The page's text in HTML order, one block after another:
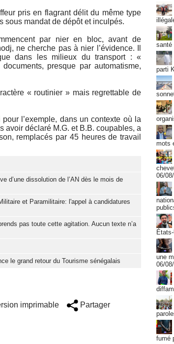
pris en flagrant délit du même type
sous mandat de dépôt et inculpés.
par nier en bloc, avant de
ne cherche pas à nier l’évidence. Il
dans les milieux du transport : «
presque par automatisme,
« routinier » mais regrettable de
l’exemple, dans un contexte où la
avoir déclaré M.G. et B.B. coupables, a
remplacés par 45 heures de travail
d’une dissolution de l’AN dès le mois de
et Paramilitaire: l'appel à candidatures
pas toute cette agitation. Aucun texte n’a
le grand retour du Tourisme sénégalais
imprimable Partager
santé
parti
mots
06/
une
06/
fumé